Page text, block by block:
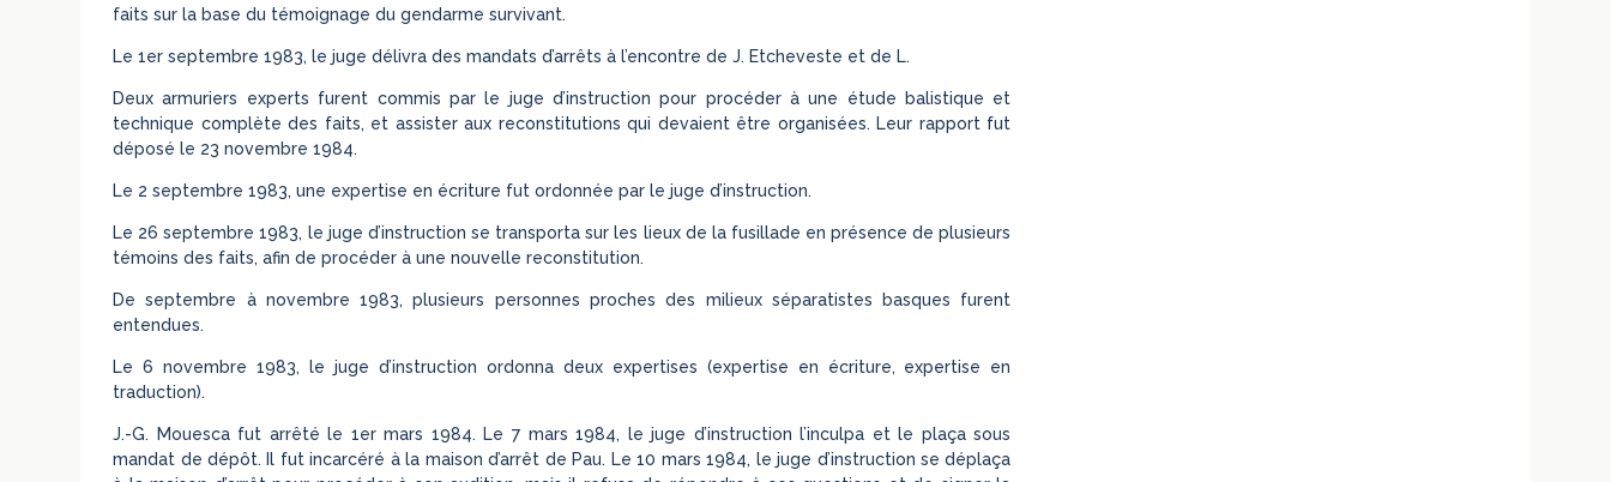
faits sur la base du témoignage du gendarme survivant.
Le 1er septembre 1983, le juge délivra des mandats d’arrêts à l’encontre de J. Etcheveste et de L.
Deux armuriers experts furent commis par le juge d’instruction pour procéder à une étude balistique et
technique complète des faits, et assister aux reconstitutions qui devaient être organisées. Leur rapport fut
déposé le 23 novembre 1984.
Le 2 septembre 1983, une expertise en écriture fut ordonnée par le juge d’instruction.
Le 26 septembre 1983, le juge d’instruction se transporta sur les lieux de la fusillade en présence de plusieurs
témoins des faits, afin de procéder à une nouvelle reconstitution.
De septembre à novembre 1983, plusieurs personnes proches des milieux séparatistes basques furent
entendues.
Le 6 novembre 1983, le juge d’instruction ordonna deux expertises (expertise en écriture, expertise en
traduction).
J.-G. Mouesca fut arrêté le 1er mars 1984. Le 7 mars 1984, le juge d’instruction l’inculpa et le plaça sous
mandat de dépôt. Il fut incarcéré à la maison d’arrêt de Pau. Le 10 mars 1984, le juge d’instruction se déplaça